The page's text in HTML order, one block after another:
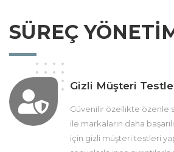
SÜREÇ
Gizli Müşteri
Güvenilir özellikte özenle
ile markaların daha
için gizli müşteri testleri